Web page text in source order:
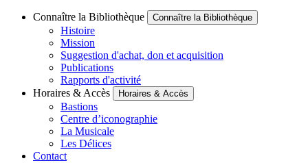
Connaître la Bibliothèque Connaître la Bibliothèque
Histoire
Mission
Suggestion d'achat, don et acquisition
Publications
Rapports d'activité
Horaires & Accès
Horaires & Accès
Bastions
Centre d’iconographie
La Musicale
Les Délices
Contact